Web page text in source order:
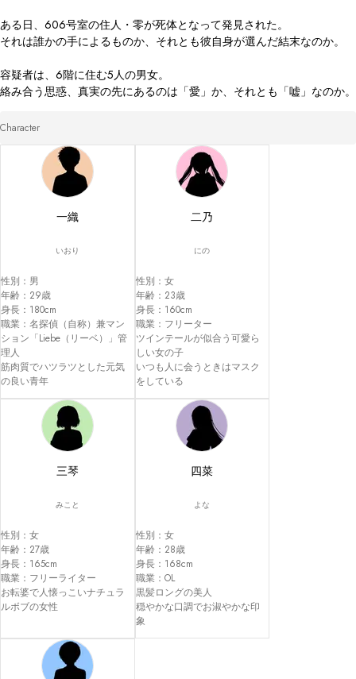
ある日、606号室の住人・零が死体となって発見された。
それは誰かの手によるものか、それとも彼自身が選んだ結末なのか。
容疑者は、6階に住む5人の男女。
Character
一織
いおり
性別：男
年齢：29歳
身長：180cm
職業：名探偵（自称）兼マン
ション「Liebe（リーベ）」管
理人
筋肉質でハツラツとした元気
の良い青年
二乃
にの
性別：女
年齢：23歳
身長：160cm
職業：フリーター
ツインテールが似合う可愛ら
しい女の子
いつも人に会うときはマスク
をしている
三琴
みこと
性別：女
年齢：27歳
身長：165cm
職業：フリーライター
お転婆で人懐っこいナチュラ
ルボブの女性
四菜
よな
性別：女
年齢：28歳
身長：168cm
職業：OL
黒髪ロングの美人
穏やかな口調でお淑やかな印